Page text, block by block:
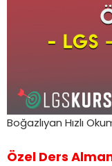
Boğazlıyan Hızlı
Özel Ders